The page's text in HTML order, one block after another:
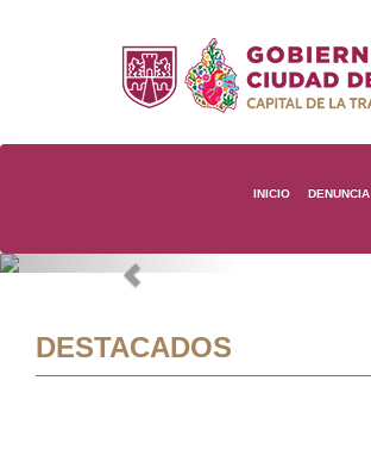
INICIO DENUNCIA
Previous
DESTACADOS